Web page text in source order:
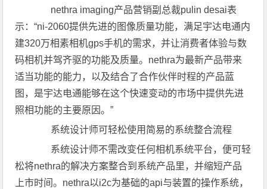
nethra imaging产品营销副总裁pulin desai表
示：“ni-2060提供先进的图像质量功能，满足宇达电通内
建320万相素相机gps手机的需求，并让消费者体验与数
码相机并驾齐驱的功能及质量。nethra为最新产品带来
适当功能的能力，以及结合了合作伙伴时程的产品蓝
图，是宇达电通能够在这个快速变动的市场中提供先进
照相功能的主要原因。”
系统设计师可轻松使用简易的系统整合流程
系统设计师不需改变任何相机系统平台，便可轻
松将nethra的解决方案整合到系统产品里，并缩短产品
上市时间。nethra以i2c为基础的api与装置的操作系统，